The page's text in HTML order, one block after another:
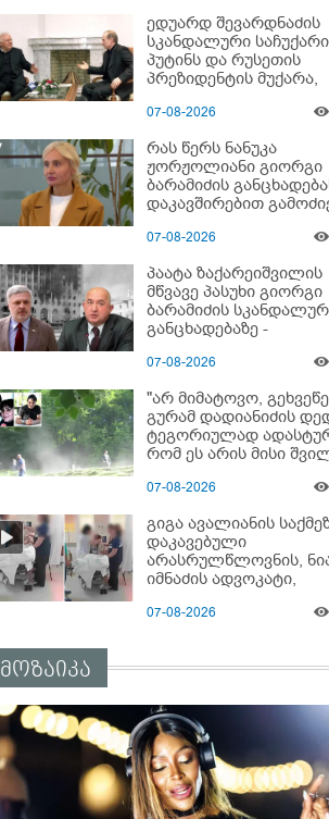
ედუარდ შევარდნაძის
სკანდალური საჩუქარი
პუტინს და რუსეთის
პრეზიდენტის მუქარა,
აასრულა
07-08-2026
რას წერს ნანუკა
ჟორჟოლიანი გიორგი
ბარამიძის
დაკავშირებით
07-08-2026
პაატა ზაქარეიშვილის
მწვავე პასუხი გიორგი
ბარამიძის სკანდალურ
განცხადებაზე -
ვიცი... კამანში
გადმოვასვენე...
კი ტყუის"
07-08-2026
"არ მიმატოვო,
გუ­რა­მ დადიანიძის
ტე­გო­რი­უ­ლად
რომ ეს არის მისი
07-08-2026
გიგა ავალიანის
დაკავებული
არასრულწლოვნის,
იმნაძის ადვოკატი,
გადაღებულ კადრებს
07-08-2026
მოზაიკა